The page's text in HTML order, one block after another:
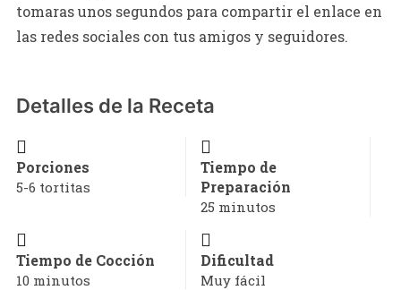
tomaras unos segundos para compartir el enlace en
las redes sociales con tus amigos y seguidores.
Detalles de la Receta
Porciones
5-6 tortitas
Tiempo de
Preparación
25 minutos
Tiempo de Cocción
10 minutos
Dificultad
Muy fácil